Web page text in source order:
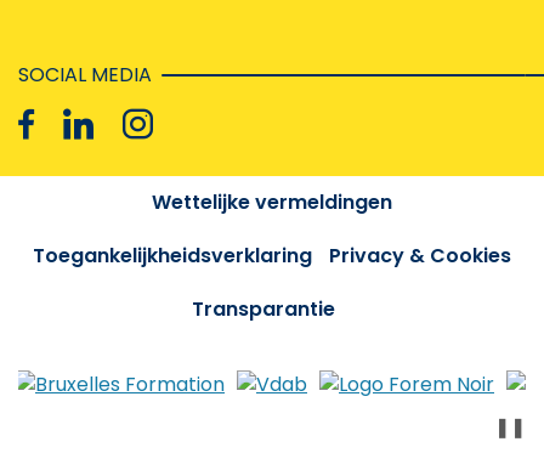
SOCIAL MEDIA
Wettelijke vermeldingen
Toegankelijkheidsverklaring
Privacy & Cookies
Transparantie
❚❚